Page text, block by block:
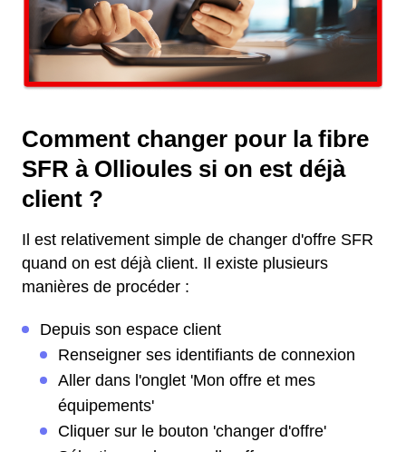
Comment changer pour la fibre
SFR à Ollioules si on est déjà
client ?
Il est relativement simple de changer d'offre SFR
quand on est déjà client. Il existe plusieurs
manières de procéder :
Depuis son espace client
Renseigner ses identifiants de connexion
Aller dans l'onglet 'Mon offre et mes
équipements'
Cliquer sur le bouton 'changer d'offre'